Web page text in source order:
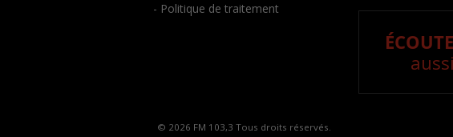
- Politique de traitement
© 2026 FM 103,3 Tous droits réservés.